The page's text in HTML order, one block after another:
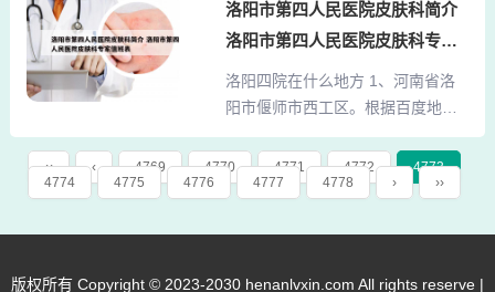
的潜伏期通常为7至14天。在某些情
况下，感染症状会在21天左右出现
的。3、通常来说，经过...
性色素脱失，边界清楚，表面光
滑，不掉屑.其最大的特点是易扩散
表现虽然是白斑，但胳膊上出现了
小白点不一定就是白癜风，日常生
活中有很多的皮肤病症状也是出现
小白点，下面让白癜风治疗最好医
院的专家为大家介绍下胳膊上出现
洛阳市第四人民医院皮肤科简介
洛阳市第四人民医院皮肤科专家
值班表
洛阳四院在什么地方 1、河南省洛
阳市偃师市西工区。根据百度地图
显示，洛阳四院即为河南科技大学
第二附属医院，具体位置在河南省
洛阳市偃师市西工区金谷园路。该
处洛阳市经济文化中心，北邻火车
‹‹ ‹ 4769 4770 4771 4772
4773
4774
4775 4776 4777 4778 › ››
版权所有 Copyright © 2023-2030 henanlvxin.com All rights reserve |